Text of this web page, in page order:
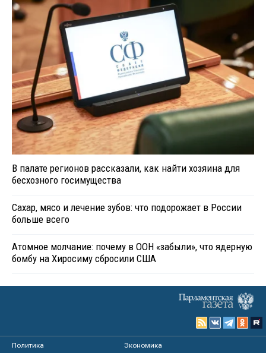
В палате регионов рассказали, как найти хозяина для
бесхозного госимущества
Сахар, мясо и лечение зубов: что подорожает в России
больше всего
Атомное молчание: почему в ООН «забыли», что ядерную
бомбу на Хиросиму сбросили США
Политика
Экономика